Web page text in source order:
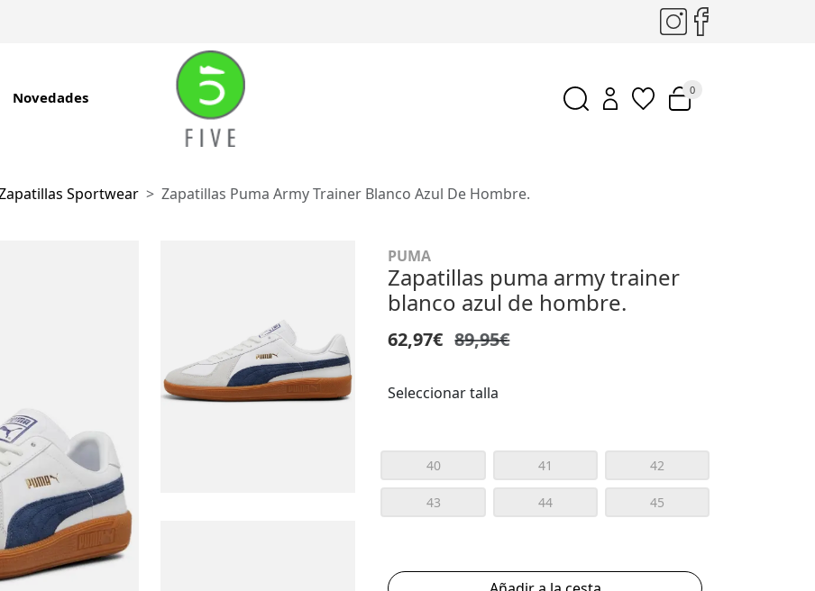
Novedades 0
Sportwear Zapatillas Puma Army Trainer Blanco Azul De Hombre.
PUMA
Zapatillas puma army trainer
blanco azul de hombre.
62,97€ 89,95€
Seleccionar talla
40 41 42
43 44 45